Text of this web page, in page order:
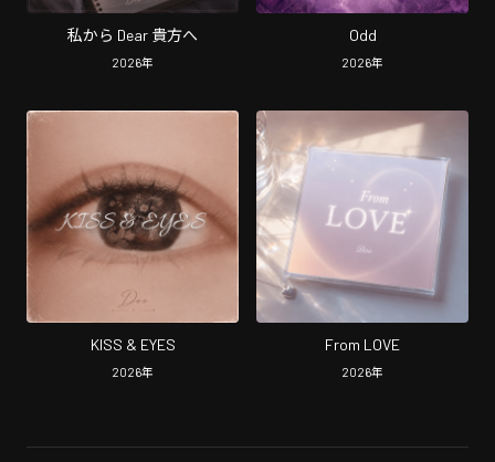
私から Dear 貴方へ
2026年
Odd
2026年
KISS & EYES
2026年
From LOVE
2026年